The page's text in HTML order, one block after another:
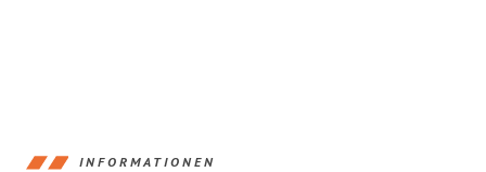
INFORMATIONEN